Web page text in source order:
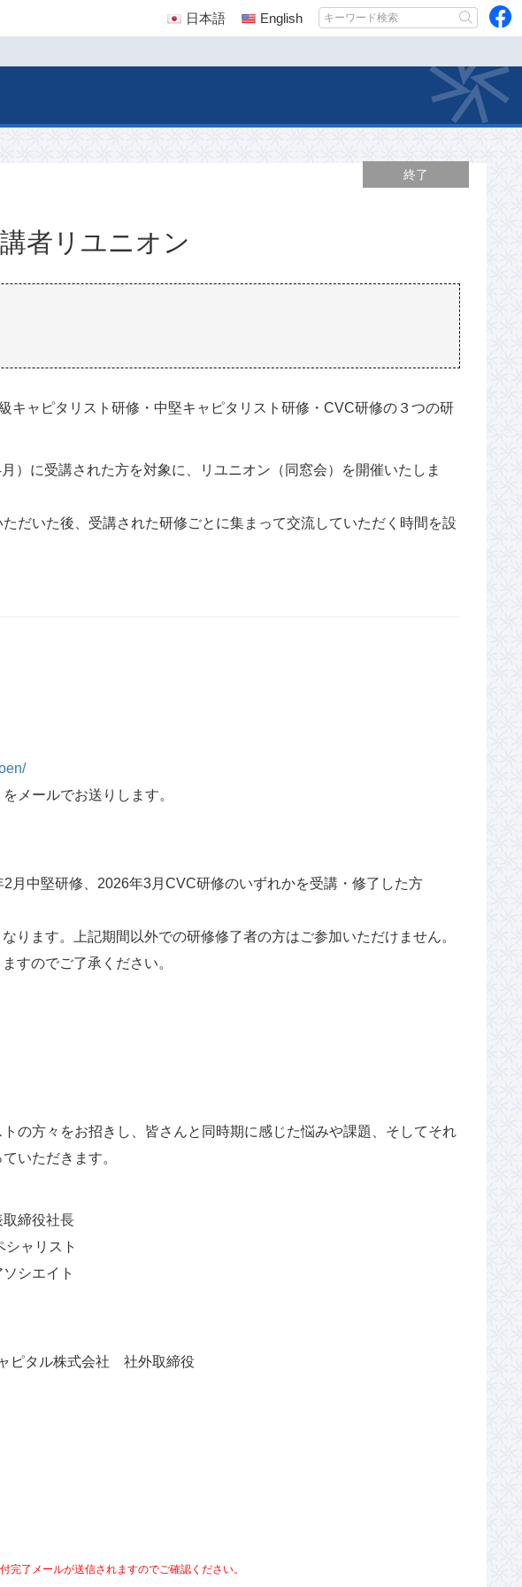
日本語 English
終了
者リユニオン
キャピタリスト研修・中堅キャピタリスト研修・CVC研修の３つの研
）に受講された方を対象に、リユニオン（同窓会）を開催いたしま
だいた後、受講された研修ごとに集まって交流していただく時間を設
メールでお送りします。
月中堅研修、2026年3月CVC研修のいずれかを受講・修了した方
ます。上記期間以外での研修修了者の方はご参加いただけません。
すのでご了承ください。
の方々をお招きし、皆さんと同時期に感じた悩みや課題、そしてそれ
いただきます。
締役社長
ャリスト
シエイト
ピタル株式会社 社外取締役
了メールが送信されますのでご確認ください。